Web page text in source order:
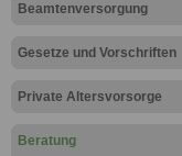
Beamtenversorgung
Gesetze und Vorschriften
Private Altersvorsorge
Beratung